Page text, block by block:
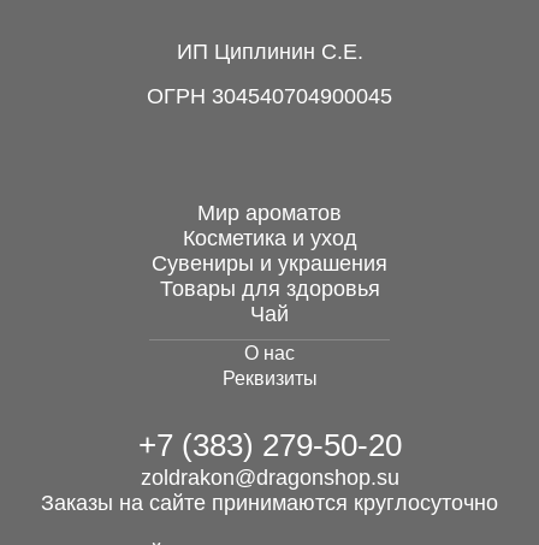
Гуань Гун на лошади,
бронза, 20 см
11 000 руб.
металл, 18 см
Благовония HEM
HEXA шестигранники
Розмарин
ИП Циплинин С.Е.
ОГРН 304540704900045
Мир ароматов
Косметика и уход
Сувениры и украшения
Товары для здоровья
Чай
О нас
Реквизиты
+7 (383) 279-50-20
zoldrakon@dragonshop.su
Заказы на сайте принимаются круглосуточно